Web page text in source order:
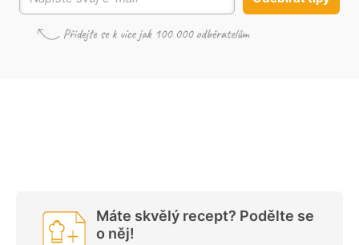
Máte skvělý recept? Podělte se
o něj!